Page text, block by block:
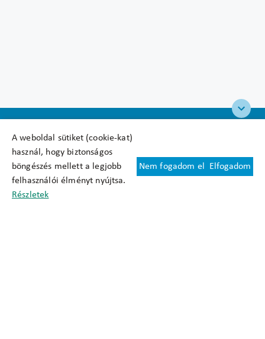
A weboldal sütiket (cookie-kat)
használ, hogy biztonságos
böngészés mellett a legjobb
felhasználói élményt nyújtsa.
Részletek
Nem fogadom el Elfogadom
Felhasználási feltételek